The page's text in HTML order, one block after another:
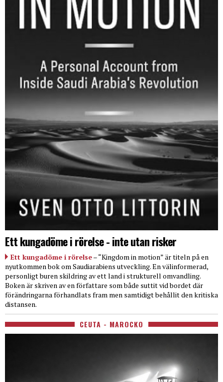
Ett kungadöme i rörelse - inte utan risker
Ett kungadöme i rörelse– “Kingdom in motion” är titeln på en
nyutkommen bok om Saudiarabiens utveckling. En välinformerad,
personligt buren skildring av ett land i strukturell omvandling.
Boken är skriven av en författare som både suttit vid bordet där
förändringarna förhandlats fram men samtidigt behållit den kritiska
distansen.
CEUTA - MAROCKO